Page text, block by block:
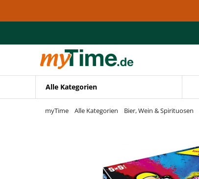
Zur Navigation springen
Alle Kategorien
myTime Alle Kategorien Bier, Wein & Spirituosen